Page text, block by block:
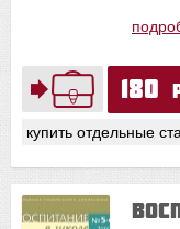
180
купить отдельные